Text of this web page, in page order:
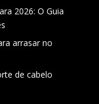
2026: O Guia
arrasar no
de cabelo